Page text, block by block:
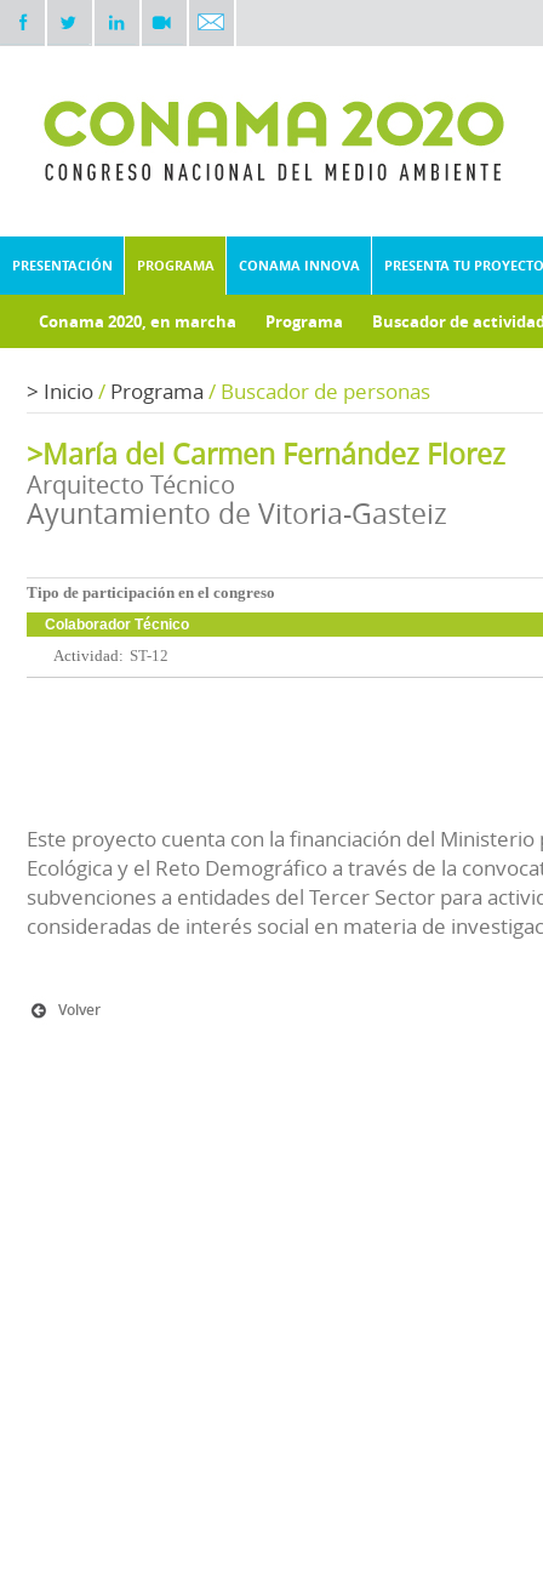
PRESENTACIÓN PROGRAMA CONAMA INNOVA PRESENTA TU PROYECTO
Conama 2020, en marcha Programa Buscador de
> Inicio/ Programa / Buscador de personas
>María del Carmen Fernández Florez
Arquitecto Técnico
Ayuntamiento de Vitoria-Gasteiz
Tipo de participación en el congreso
Colaborador Técnico
Actividad: ST-12
Este proyecto cuenta con la financiación del Ministerio
Ecológica y el Reto Demográfico a través de la
subvenciones a entidades del Tercer Sector para
consideradas de interés social en materia de
Volver